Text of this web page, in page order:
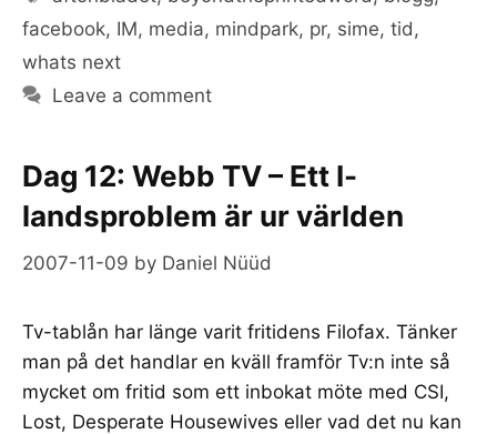
facebook, IM, media, mindpark, pr, sime, tid,
whats next
Leave a comment
Dag 12: Webb TV – Ett I-
landsproblem är ur världen
2007-11-09 by Daniel Nüüd
Tv-tablån har länge varit fritidens Filofax. Tänker
man på det handlar en kväll framför Tv:n inte så
mycket om fritid som ett inbokat möte med CSI,
Lost, Desperate Housewives eller vad det nu kan